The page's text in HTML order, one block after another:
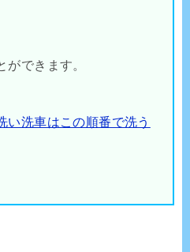
ができます。
い洗車はこの順番で洗う